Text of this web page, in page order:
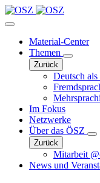
Material-Center
Themen
Zurück
Deutsch
Im Fokus
Netzwerke
Über das ÖSZ
Zurück
Mitarbeit
News und